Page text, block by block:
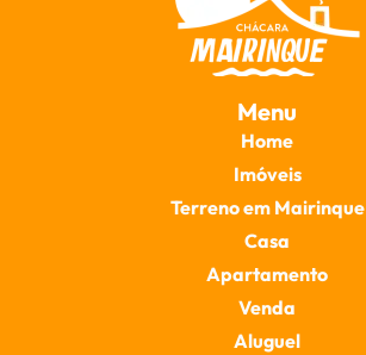
Menu
Home
Imóveis
Terreno em Mairinque
Casa
Apartamento
Venda
Aluguel